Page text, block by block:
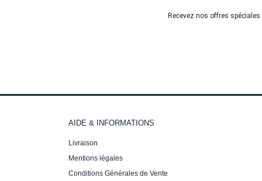
Recevez nos offres spéciales
AIDE & INFORMATIONS
Livraison
Mentions légales
Conditions Générales de Vente